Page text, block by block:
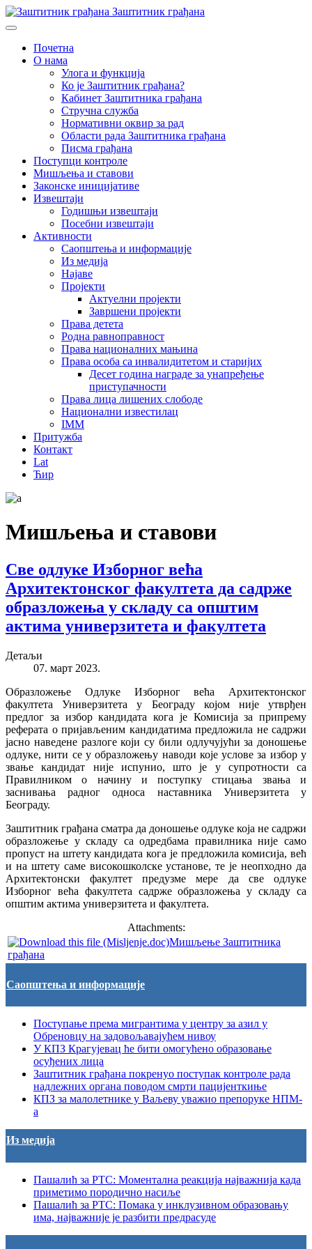
Заштитник грађана
Почетна
О нама
Улога и функција
Ко је Заштитник грађана?
Кабинет Заштитника грађана
Стручна служба
Нормативни оквир за рад
Области рада Заштитника грађана
Писма грађана
Поступци контроле
Мишљења и ставови
Законске иницијативе
Извештаји
Годишњи извештаји
Посебни извештаји
Активности
Саопштења и информације
Из медија
Најаве
Пројекти
Актуелни пројекти
Завршени пројекти
Права детета
Родна равноправност
Права националних мањина
Права особа са инвалидитетом и старијих
Десет година награде за унапређење
приступачности
Права лица лишених слободе
Национални известилац
IMM
Притужба
Контакт
Lat
Ћир
Мишљења и ставови
Све одлуке Изборног већа
Архитектонског факултета да садрже
образложења у складу са општим
актима универзитета и факултета
Детаљи
07. март 2023.
Образложење Одлуке Изборног већа Архитектонског
факултета Универзитета у Београду којом није утврђен
предлог за избор кандидата кога је Комисија за припрему
реферата о пријављеним кандидатима предложила не садржи
јасно наведене разлоге који су били одлучујући за доношење
одлуке, нити се у образложењу наводи које услове за избор у
звање кандидат није испунио, што је у супротности са
Правилником о начину и поступку стицања звања и
заснивања радног односа наставника Универзитета у
Београду.
Заштитник грађана сматра да доношење одлуке која не садржи
образложење у складу са одредбама правилника није само
пропуст на штету кандидата кога је предложила комисија, већ
и на штету саме високошколске установе, те је неопходно да
Архитектонски факултет предузме мере да све одлуке
Изборног већа факултета садрже образложења у складу са
општим актима универзитета и факултета.
Attachments:
Мишљење Заштитника
грађана
Саопштења и информације
Поступање према мигрантима у центру за азил у
Обреновцу на задовољавајућем нивоу
У КПЗ Крагујевац ће бити омогућено образовање
осуђених лица
Заштитник грађана покренуо поступак контроле рада
надлежних органа поводом смрти пацијенткиње
КПЗ за малолетнике у Ваљеву уважио препоруке НПМ-
а
Из медија
Пашалић за РТС: Моментална реакција најважнија када
приметимо породично насиље
Пашалић за РТС: Помака у инклузивном образовању
има, најважније је разбити предрасуде